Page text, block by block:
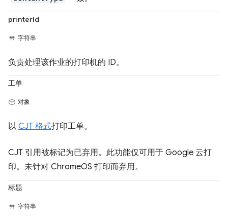
printerId
字符串
负责处理该作业的打印机的 ID。
工单
对象
以 CJT 格式打印工单。
CJT 引用被标记为已弃用。此功能仅可用于 Google 云打
印。未针对 ChromeOS 打印而弃用。
标题
字符串